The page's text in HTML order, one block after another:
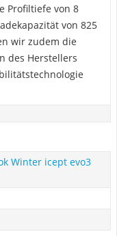
Profiltiefe von 8
von 825
wir zudem die
des Herstellers
Winter icept evo3